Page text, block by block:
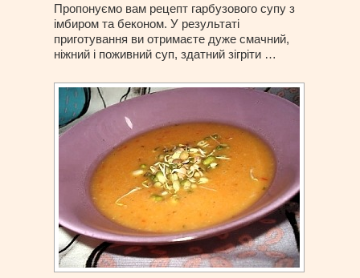
Пропонуємо вам рецепт гарбузового супу з
імбиром та беконом. У результаті
приготування ви отримаєте дуже смачний,
ніжний і поживний суп, здатний зігріти …